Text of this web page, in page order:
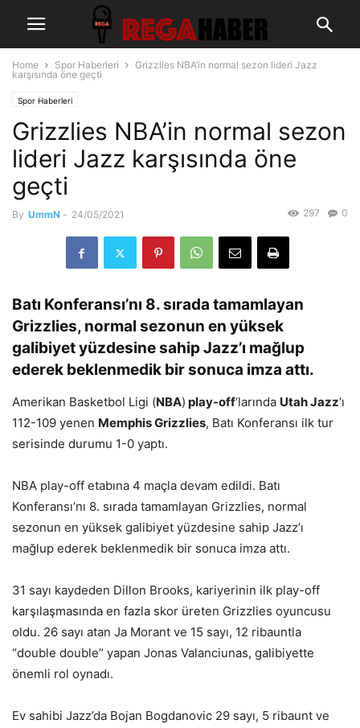
Home Spor Haberleri
Grizzlies NBA’in normal sezon lideri Jazz
karşısında öne geçti
Spor Haberleri
Grizzlies NBA’in normal sezon
lideri Jazz karşısında öne
geçti
By UmmN - 24/05/2021 0
297
Batı Konferansı’nı 8. sırada tamamlayan
Grizzlies, normal sezonun en yüksek
galibiyet yüzdesine sahip Jazz’ı mağlup
ederek beklenmedik bir sonuca imza attı.
Amerikan Basketbol Ligi (NBA) play-off‘larında Utah Jazz‘ı
112-109 yenen Memphis Grizzlies, Batı Konferansı ilk tur
serisinde durumu 1-0 yaptı.
NBA play-off etabına 4 maçla devam edildi. Batı
Konferansı’nı 8. sırada tamamlayan Grizzlies, normal
sezonun en yüksek galibiyet yüzdesine sahip Jazz’ı
mağlup ederek beklenmedik bir sonuca imza attı.
31 sayı kaydeden Dillon Brooks, kariyerinin ilk play-off
karşılaşmasında en fazla skor üreten Grizzlies oyuncusu
oldu. 26 sayı atan Ja Morant ve 15 sayı, 12 ribauntla
“double double” yapan Jonas Valanciunas, galibiyette
önemli rol oynadı.
Ev sahibi Jazz’da Bojan Bogdanovic 29 sayı, 5 ribaunt ve